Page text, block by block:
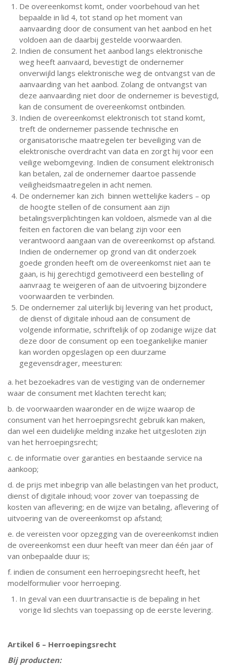
De overeenkomst komt, onder voorbehoud van het
bepaalde in lid 4, tot stand op het moment van
aanvaarding door de consument van het aanbod en het
voldoen aan de daarbij gestelde voorwaarden.
Indien de consument het aanbod langs elektronische
weg heeft aanvaard, bevestigt de ondernemer
onverwijld langs elektronische weg de ontvangst van de
aanvaarding van het aanbod. Zolang de ontvangst van
deze aanvaarding niet door de ondernemer is bevestigd,
kan de consument de overeenkomst ontbinden.
Indien de overeenkomst elektronisch tot stand komt,
treft de ondernemer passende technische en
organisatorische maatregelen ter beveiliging van de
elektronische overdracht van data en zorgt hij voor een
veilige webomgeving. Indien de consument elektronisch
kan betalen, zal de ondernemer daartoe passende
veiligheidsmaatregelen in acht nemen.
De ondernemer kan zich binnen wettelijke kaders – op
de hoogte stellen of de consument aan zijn
betalingsverplichtingen kan voldoen, alsmede van al die
feiten en factoren die van belang zijn voor een
verantwoord aangaan van de overeenkomst op afstand.
Indien de ondernemer op grond van dit onderzoek
goede gronden heeft om de overeenkomst niet aan te
gaan, is hij gerechtigd gemotiveerd een bestelling of
aanvraag te weigeren of aan de uitvoering bijzondere
voorwaarden te verbinden.
De ondernemer zal uiterlijk bij levering van het product,
de dienst of digitale inhoud aan de consument de
volgende informatie, schriftelijk of op zodanige wijze dat
deze door de consument op een toegankelijke manier
kan worden opgeslagen op een duurzame
gegevensdrager, meesturen:
a. het bezoekadres van de vestiging van de ondernemer
waar de consument met klachten terecht kan;
b. de voorwaarden waaronder en de wijze waarop de
consument van het herroepingsrecht gebruik kan maken,
dan wel een duidelijke melding inzake het uitgesloten zijn
van het herroepingsrecht;
c. de informatie over garanties en bestaande service na
aankoop;
d. de prijs met inbegrip van alle belastingen van het product,
dienst of digitale inhoud; voor zover van toepassing de
kosten van aflevering; en de wijze van betaling, aflevering of
uitvoering van de overeenkomst op afstand;
e. de vereisten voor opzegging van de overeenkomst indien
de overeenkomst een duur heeft van meer dan één jaar of
van onbepaalde duur is;
f. indien de consument een herroepingsrecht heeft, het
modelformulier voor herroeping.
In geval van een duurtransactie is de bepaling in het
vorige lid slechts van toepassing op de eerste levering.
Artikel 6 – Herroepingsrecht
Bij producten: